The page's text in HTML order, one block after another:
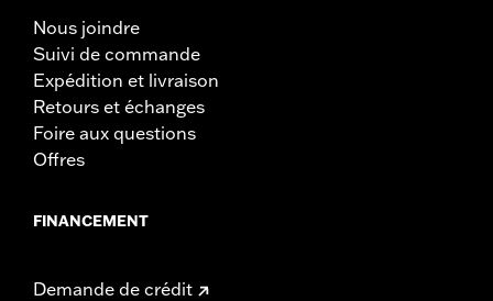
Nous joindre
Suivi de commande
Expédition et livraison
Retours et échanges
Foire aux questions
Offres
FINANCEMENT
Demande de crédit